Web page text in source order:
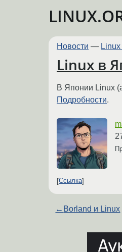
Новости — Linux
Linux в
В Японии Linux
Подробности.
Ссылка
← Borland и Linux